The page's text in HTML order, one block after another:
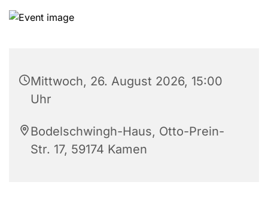
Mittwoch, 26. August 2026, 15:00
Uhr
Bodelschwingh-Haus, Otto-Prein-
Str. 17, 59174 Kamen